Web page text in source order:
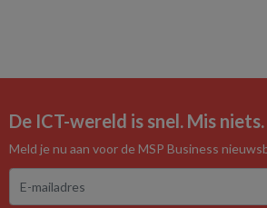
De ICT-wereld is snel. Mis niets.
Meld je nu aan voor de MSP Business